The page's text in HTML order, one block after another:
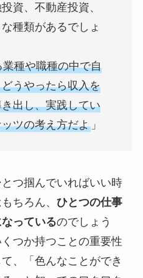
資、不動産投資、
種類があるでしょ
種や職種の中で自
うやったら収入を
出し、実践してい
ツの考え方だよ」
つ掴んでいればいい時
ちろん、 ひとつの仕事
っているのでしょう
つか持つことの重要性
、「色んなことができ